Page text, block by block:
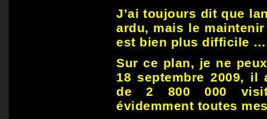
J’ai toujours dit que
ardu, mais le
est bien plus difficile …
Sur ce plan, je ne
18 septembre 2009, il
de 2 800 000
évidemment toutes